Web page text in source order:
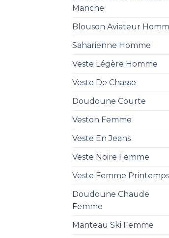
Manche
Blouson Aviateur
Saharienne Homme
Veste Légère Homme
Veste De Chasse
Doudoune Courte
Veston Femme
Veste En Jeans
Veste Noire Femme
Veste Femme Printemps
Doudoune Chaude
Femme
Manteau Ski Femme